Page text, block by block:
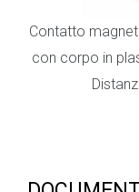
Contatto
con corpo in